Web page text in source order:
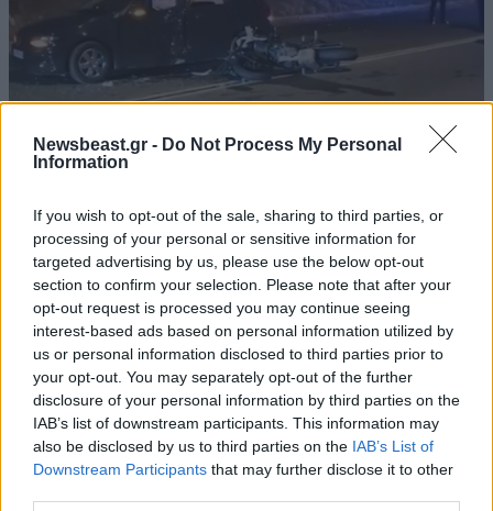
Newsbeast.gr - Do Not Process My Personal
Information
If you wish to opt-out of the sale, sharing to third parties, or
processing of your personal or sensitive information for
targeted advertising by us, please use the below opt-out
section to confirm your selection. Please note that after your
opt-out request is processed you may continue seeing
interest-based ads based on personal information utilized by
us or personal information disclosed to third parties prior to
your opt-out. You may separately opt-out of the further
disclosure of your personal information by third parties on the
IAB’s list of downstream participants. This information may
also be disclosed by us to third parties on the IAB’s List of
Downstream Participants that may further disclose it to other
ομάδας ΔΙΑΣ συγκρούστηκε με αυτοκίνητο που
έκανε αναστροφή – Δύο αστυνομικοί
τραυματίες, δείτε βίντεο